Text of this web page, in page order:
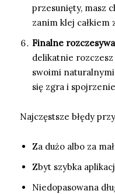
przesunięty, masz
zanim klej całkiem
Finalne
delikatnie rozczesz
swoimi
się zgra i
Najczęstsze błędy
Za dużo albo za
Zbyt szybka
Niedopasowana